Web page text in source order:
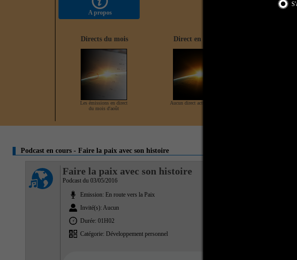
A propos
Directs du mois
Les émissions en direct
du mois d'août
Direct en cours
Aucun direct actuellement
Podcast en cours - Faire la paix avec son histoire
Faire la paix avec son histoire
Podcast du 03/05/2016
Emission: En route vers la Paix
Invité(s): Aucun
Durée: 01H02
Catégorie: Développement personnel